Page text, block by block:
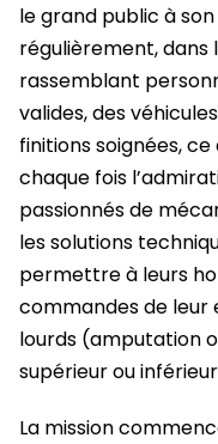
le grand public à
régulièrement,
rassemblant
valides, des
finitions soignées,
chaque fois
passionnés de
les solutions
permettre à leurs
commandes de leur
lourds (amputation
supérieur ou
La mission